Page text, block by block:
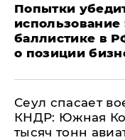
Попытки
баллистике в
о позиции
​Сеул спасает
КНДР: Южная
тысяч тонн